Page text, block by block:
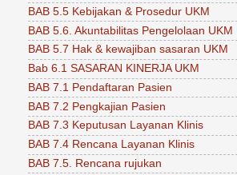
BAB 5.5 Kebijakan & Prosedur UKM
BAB 5.6. Akuntabilitas Pengelolaan UKM
BAB 5.7 Hak & kewajiban sasaran UKM
Bab 6.1 SASARAN KINERJA UKM
BAB 7.1 Pendaftaran Pasien
BAB 7.2 Pengkajian Pasien
BAB 7.3 Keputusan Layanan Klinis
BAB 7.4 Rencana Layanan Klinis
BAB 7.5. Rencana rujukan